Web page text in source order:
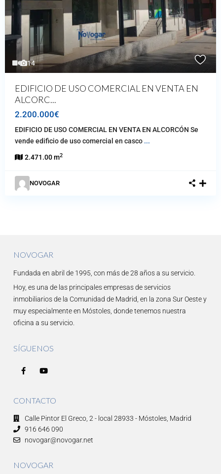
14
EDIFICIO DE USO COMERCIAL EN VENTA EN
ALCORC...
2.200.000€
EDIFICIO DE USO COMERCIAL EN VENTA EN ALCORCÓN Se
vende edificio de uso comercial en casco ...
2.471.00 m2
NOVOGAR
NOVOGAR
Fundada en abril de 1995, con más de 28 años a su servicio.
Hoy, es una de las principales empresas de servicios
inmobiliarios de la Comunidad de Madrid, en la zona Sur Oeste y
muy especialmente en Móstoles, donde tenemos nuestra
oficina a su servicio.
SÍGUENOS
CONTACTO
Calle Pintor El Greco, 2 - local 28933 - Móstoles, Madrid
916 646 090
novogar@novogar.net
NOVOGAR